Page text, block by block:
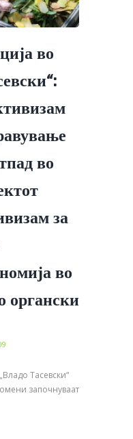
во
во
за
во
органски
Тасевски“
започнуваат